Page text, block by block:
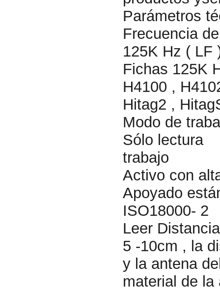
Parámetros
Frecuencia
125K Hz ( LF
Fichas 125K
H4100 ,
Hitag2 ,
Modo de
Sólo lectura
trabajo
Activo con
Apoyado
ISO18000- 2
Leer Distancia
5 -10cm , la
y la antena
material de la